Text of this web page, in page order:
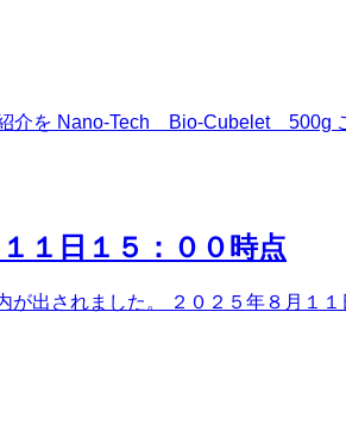
介を Nano-Tech Bio-Cubelet 500g
１日１５：００時点
出されました。 ２０２５年８月１